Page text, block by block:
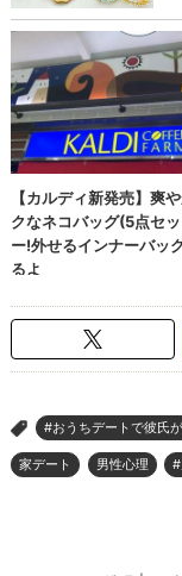
> #おうちデートで彼氏
家デート 男性心理